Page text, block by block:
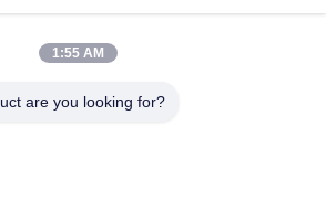
fría en el tormento de plataforma
de la plataforma con el centro de los
1:55 AM
are you looking for?